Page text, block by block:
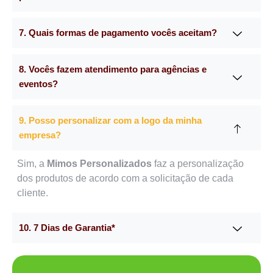
7. Quais formas de pagamento vocês aceitam?
8. Vocês fazem atendimento para agências e
eventos?
9. Posso personalizar com a logo da minha
empresa?
Sim, a Mimos Personalizados faz a personalização
dos produtos de acordo com a solicitação de cada
cliente.
10. 7 Dias de Garantia*